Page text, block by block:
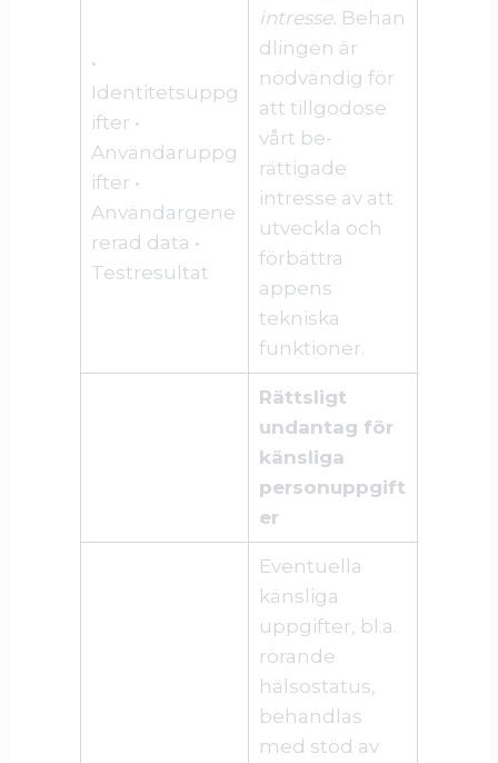
•
Identitetsuppg
ifter •
Användaruppg
ifter •
Användargene
rerad data •
Testresultat
intresse. Behan
dlingen är
nödvändig för
att tillgodose
vårt be­
rättigade
intresse av att
utveckla och
förbättra
appens
tekniska
funktioner.
Rättsligt
undantag för
känsliga
personuppgift
er
Eventuella
känsliga
uppgifter, bl.a.
rörande
hälsostatus,
behandlas
med stöd av